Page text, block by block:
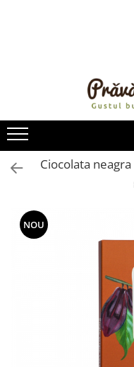
ULEIURI ȘI UNTURI
MĂSLINE
NUCI ȘI SEMINȚE
FRUCTE DESHIDRATATE
FRUCTE LA CONSERVĂ
OȚETURI ȘI SOSURI
BĂUTURI / LAPTE VEGETAL
CREME ȘI PASTE
Ciocolata
NOU